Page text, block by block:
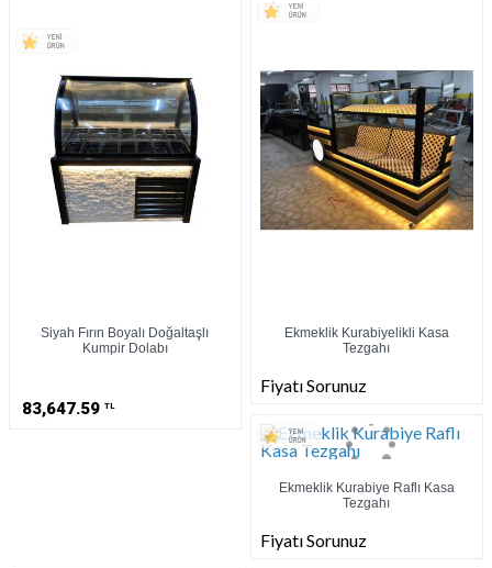
Siyah Fırın Boyalı Doğaltaşlı
Kumpir Dolabı
83,647.59 TL
Ekmeklik Kurabiyelikli Kasa
Tezgahı
Fiyatı Sorunuz
Ekmeklik Kurabiye Raflı Kasa
Tezgahı
Fiyatı Sorunuz